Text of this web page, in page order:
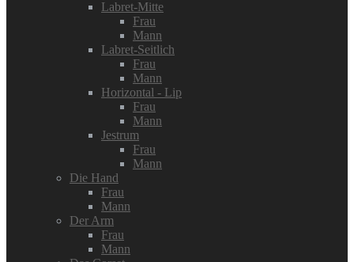
Labret-Mitte
Frau
Mann
Labret-Seitlich
Frau
Mann
Horizontal - Lip
Frau
Mann
Jestrum
Frau
Mann
Die Hand
Frau
Mann
Der Arm
Frau
Mann